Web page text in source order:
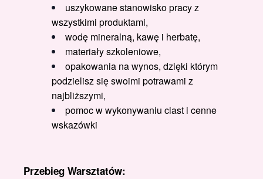
uszykowane stanowisko pracy z
wszystkimi produktami,
wodę mineralną, kawę i herbatę,
materiały szkoleniowe,
opakowania na wynos, dzięki którym
podzielisz się swoimi potrawami z
najbliższymi,
pomoc w wykonywaniu ciast i cenne
wskazówki
Przebieg Warsztatów: